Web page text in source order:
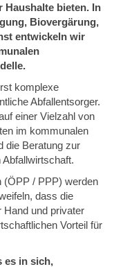
Haushalte bieten. In
Biovergärung,
entwickeln wir
komplexe
Abfallentsorger.
einer Vielzahl von
im kommunalen
die Beratung zur
(ÖPP / PPP) werden
dass die
Hand und privater
Vorteil für
es in sich,